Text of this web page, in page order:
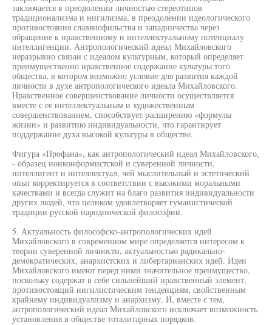
заключается в преодолении личностью стереотипов
традиционализма и нигилизма, в преодолении идеологического
противостояния славянофильства и западничества через
обращение к нравственному и интеллектуальному потенциалу
интеллигенции. Антропологический идеал Михайловского
неразрывно связан с идеалом культурным, который определяет
преимущественно нравственное содержание культуры того
общества, в котором возможно условие для развития каждой
личности в духе антропологического идеала Михайловского.
Нравственное совершенствование личности осуществляется
вместе с ее интеллектуальным и художественным
совершенствованием, способствует расширению «формулы
жизни» и развитию индивидуальности, что гарантирует
поддержание духа высокой культуры в обществе.
Фигура «Профана», как антропологический идеал Михайловского,
- образец нонконформистской и суверенной личности,
интеллигент и интеллектуал, чей мыслительный и эстетический
опыт корректируется в соответствии с высокими моральными
качествами и всегда служит на благо развития индивидуальности
других людей, что целиком удовлетворяет гуманистической
традиции русской народнической философии.
5. Актуальность философско-антропологических идей
Михайловского в современном мире определяется интересом к
теории суверенной личности, актуальностью радикально-
демократических, анархистских и либертарианских идей. Идеи
Михайловского имеют перед ними значительное преимущество,
поскольку содержат в себе сильнейший нравственный элемент,
противостоящий нигилистическим тенденциям, свойственным
крайнему индивидуализму и анархизму. И, вместе с тем,
антропологический идеал Михайловского исключает возможность
установления в обществе тоталитарных порядков.